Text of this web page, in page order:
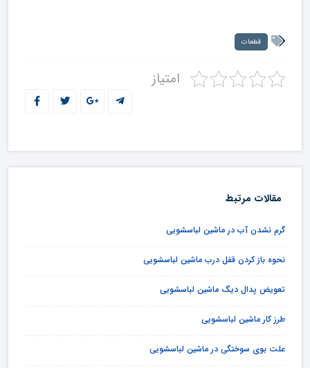
قطعات
امتیاز
مقالات مرتبط
گرم نشدن آب در ماشین لباسشویی
نحوه باز کردن قفل درب ماشین لباسشویی
تعویض پدال دیگ ماشین لباسشویی
طرز کار ماشین لباسشویی
علت بوی سوختگی در ماشین لباسشویی